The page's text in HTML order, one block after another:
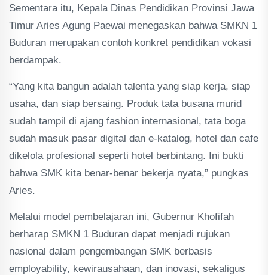
Sementara itu, Kepala Dinas Pendidikan Provinsi Jawa
Timur Aries Agung Paewai menegaskan bahwa SMKN 1
Buduran merupakan contoh konkret pendidikan vokasi
berdampak.
“Yang kita bangun adalah talenta yang siap kerja, siap
usaha, dan siap bersaing. Produk tata busana murid
sudah tampil di ajang fashion internasional, tata boga
sudah masuk pasar digital dan e-katalog, hotel dan cafe
dikelola profesional seperti hotel berbintang. Ini bukti
bahwa SMK kita benar-benar bekerja nyata,” pungkas
Aries.
Melalui model pembelajaran ini, Gubernur Khofifah
berharap SMKN 1 Buduran dapat menjadi rujukan
nasional dalam pengembangan SMK berbasis
employability, kewirausahaan, dan inovasi, sekaligus